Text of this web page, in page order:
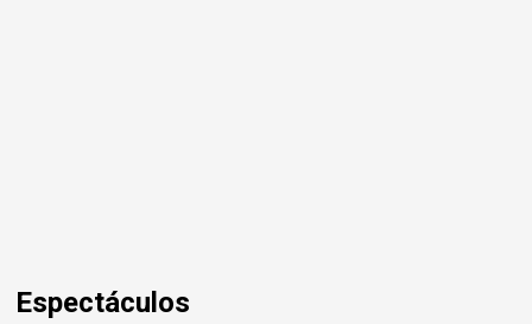
Espectáculos